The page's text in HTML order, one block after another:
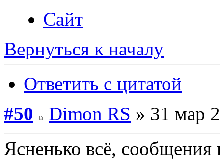
Сайт
Вернуться к началу
Ответить с цитатой
#50
Dimon RS » 31 мар
Ясненько всё,